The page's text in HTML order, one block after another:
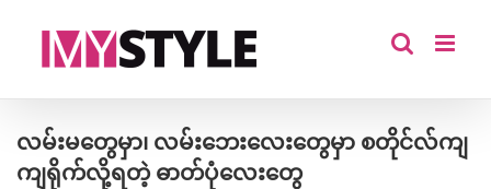
လမ်းမတွေမှာ၊ လမ်းဘေးလေးတွေမှာ စတိုင်လ်ကျ
ကျရိုက်လို့ရတဲ့ ဓာတ်ပုံလေးတွေ